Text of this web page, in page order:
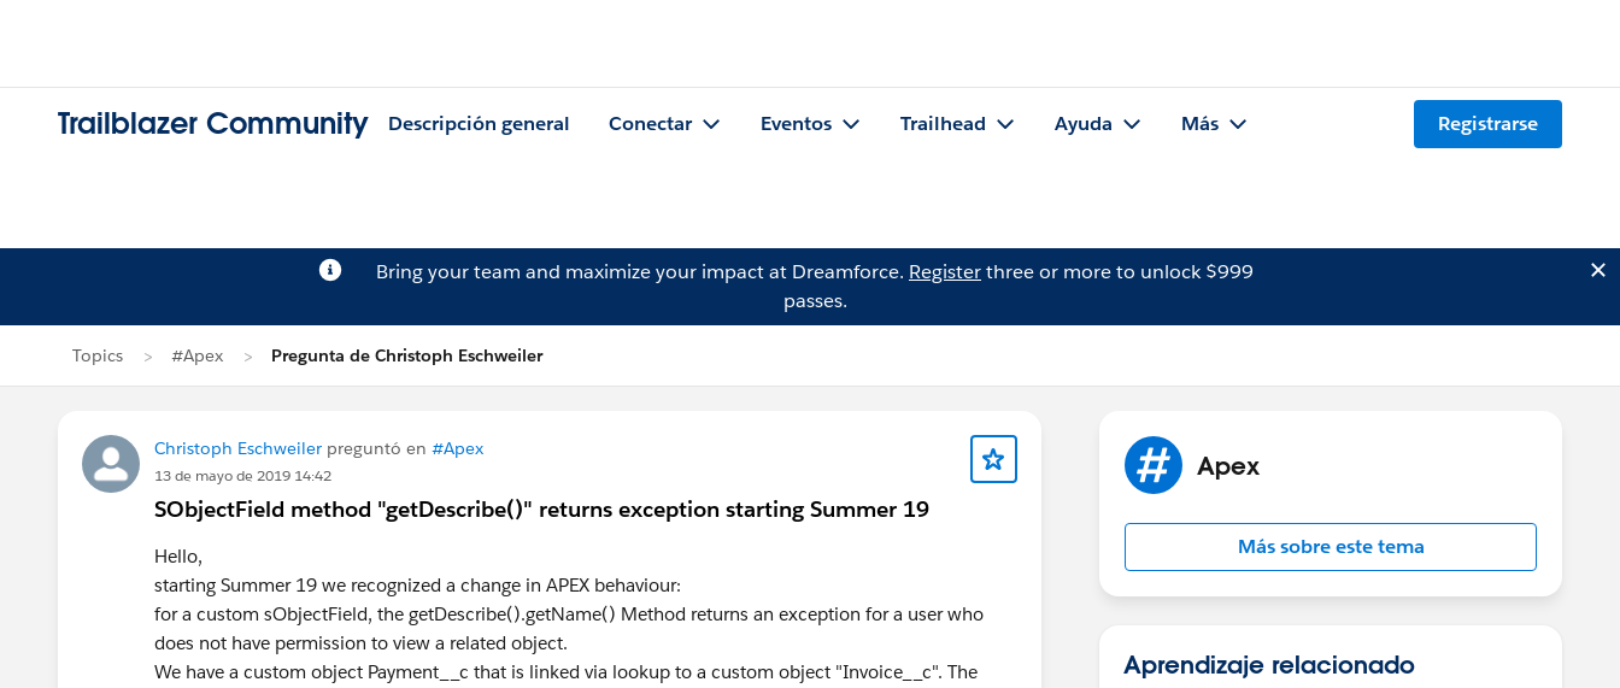
Trailblazer Community Descripción general Conectar Eventos Trailhead Ayuda Más Registrarse
Bring your team and maximize your impact at Dreamforce. Registerthree or more to unlock $999
passes.
Topics #Apex Pregunta de Christoph Eschweiler
Christoph Eschweiler preguntó en #Apex
13 de mayo de 2019 14:42
SObjectField method "getDescribe()" returns exception starting Summer 19
Hello,
starting Summer 19 we recognized a change in APEX behaviour:
for a custom sObjectField, the getDescribe().getName() Method returns an exception for a user who
does not have permission to view a related object.
We have a custom object Payment__c that is linked via lookup to a custom object "Invoice__c". The
Apex
Más sobre este tema
Aprendizaje relacionado